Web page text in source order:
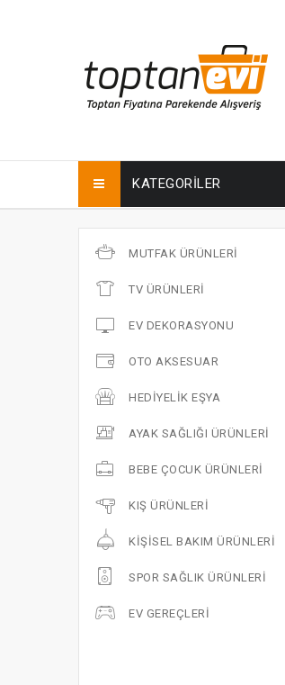
KATEGORILER
MUTFAK ÜRÜNLERI
TV ÜRÜNLERI
EV DEKORASYONU
OTO AKSESUAR
HEDIYELIK EŞYA
AYAK SAĞLIĞI ÜRÜNLERI
BEBE ÇOCUK ÜRÜNLERI
KIŞ ÜRÜNLERI
KIŞISEL BAKIM ÜRÜNLERI
SPOR SAĞLIK ÜRÜNLERI
EV GEREÇLERI